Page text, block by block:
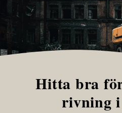
Hitta bra
rivning